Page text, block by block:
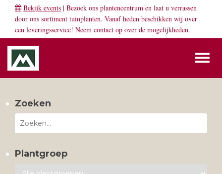
Bekijk events | Bezoek ons plantencentrum en laat u verrassen
door ons sortiment tuinplanten. Vanaf heden beschikken wij over
een leveringsservice! Neem contact op over de mogelijkheden.
Zoeken
Plantgroep